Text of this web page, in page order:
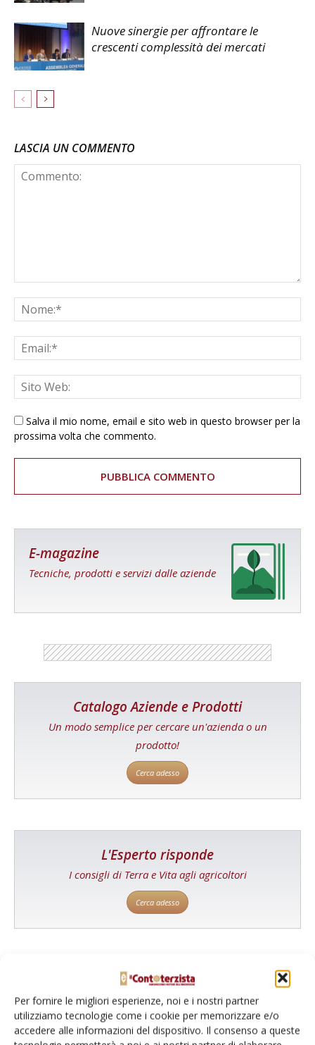
Per fornire le migliori esperienze, noi e i nostri partner
utilizziamo tecnologie come i cookie per memorizzare e/o
accedere alle informazioni del dispositivo. Il consenso a queste
Nuove sinergie per affrontare le
crescenti complessità dei mercati
LASCIA UN COMMENTO
Salva il mio nome, email e sito web in questo browser per la
prossima volta che commento.
E-magazine
Tecniche, prodotti e servizi dalle aziende
Catalogo Aziende e Prodotti
Un modo semplice per cercare un'azienda o un
prodotto!
Cerca adesso
L'Esperto risponde
I consigli di Terra e Vita agli agricoltori
Cerca adesso